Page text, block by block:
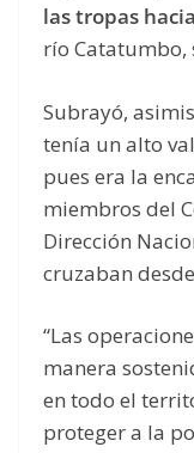
las tropas
río Catatumbo,
Subrayó,
tenía un alto
pues era la
miembros del
Dirección
cruzaban
“Las
manera
en todo el
proteger a la